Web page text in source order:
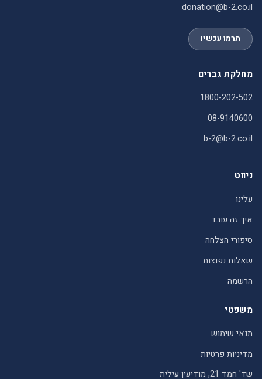
donation@b-2.co.il
תרמו עכשיו
מחלקת גברים
1800-202-502
08-9140600
b-2@b-2.co.il
ניווט
עלינו
איך זה עובד
סיפורי הצלחה
שאלות נפוצות
הרשמה
משפטי
תנאי שימוש
מדיניות פרטיות
שד' חמד 21, מודיעין עילית